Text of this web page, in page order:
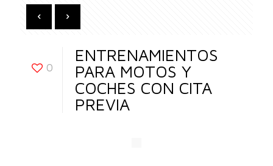
0
ENTRENAMIENTOS
PARA MOTOS Y
COCHES CON CITA
PREVIA